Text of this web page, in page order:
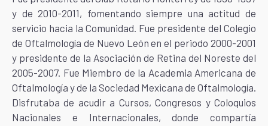
y de 2010-2011, fomentando siempre una actitud de
servicio hacia la Comunidad. Fue presidente del Colegio
de Oftalmología de Nuevo León en el periodo 2000-2001
y presidente de la Asociación de Retina del Noreste del
2005-2007. Fue Miembro de la Academia Americana de
Oftalmología y de la Sociedad Mexicana de Oftalmología.
Disfrutaba de acudir a Cursos, Congresos y Coloquios
Nacionales e Internacionales, donde compartía